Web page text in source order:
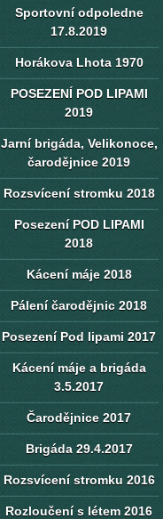
Sportovní odpoledne
17.8.2019
Horákova Lhota 1970
POSEZENÍ POD LIPAMI
2019
Jarní brigáda, Velikonoce,
čarodějnice 2019
Rozsvícení stromku 2018
Posezení POD LIPAMI
2018
Kácení máje 2018
Pálení čarodějnic 2018
Posezení Pod lipami 2017
Kácení máje a brigáda
3.5.2017
Čarodějnice 2017
Brigáda 29.4.2017
Rozsvícení stromku 2016
Rozloučení s létem 2016